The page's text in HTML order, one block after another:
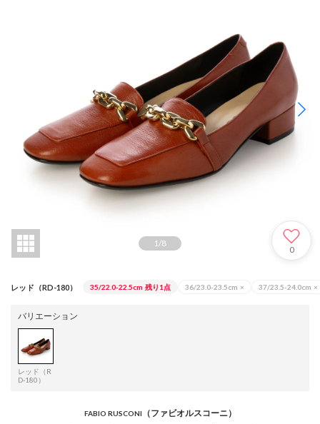
1/8
0
レッド（RD-180） 35/22.0-22.5cm 残り1点 36/23.0-23.5cm × 37/23.5-24.0cm ×
バリエーション
レッド（R
D-180）
FABIO RUSCONI （ファビオルスコーニ）